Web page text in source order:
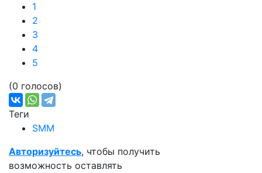
1
2
3
4
5
(0 голосов)
Теги
SMM
Авторизуйтесь, чтобы получить
возможность оставлять